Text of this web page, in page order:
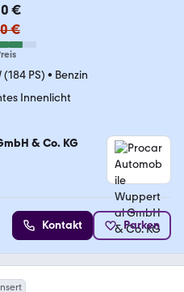
€
€
(184 PS) • Benzin
Innenlicht
& Co. KG
Kontakt Parken